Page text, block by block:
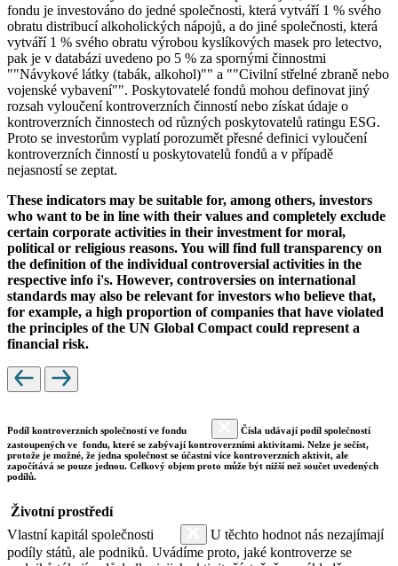
fondu je investováno do jedné společnosti, která vytváří 1 % svého
obratu distribucí alkoholických nápojů, a do jiné společnosti, která
vytváří 1 % svého obratu výrobou kyslíkových masek pro letectvo,
pak je v databázi uvedeno po 5 % za spornými činnostmi
""Návykové látky (tabák, alkohol)"" a ""Civilní střelné zbraně nebo
vojenské vybavení"". Poskytovatelé fondů mohou definovat jiný
rozsah vyloučení kontroverzních činností nebo získat údaje o
kontroverzních činnostech od různých poskytovatelů ratingu ESG.
Proto se investorům vyplatí porozumět přesné definici vyloučení
kontroverzních činností u poskytovatelů fondů a v případě
nejasností se zeptat.
These indicators may be suitable for, among others, investors
who want to be in line with their values and completely exclude
certain corporate activities in their investment for moral,
political or religious reasons. You will find full transparency on
the definition of the individual controversial activities in the
respective info i's. However, controversies on international
standards may also be relevant for investors who believe that,
for example, a high proportion of companies that have violated
the principles of the UN Global Compact could represent a
financial risk.
Podíl kontroverzních společností ve fondu
Čísla udávají podíl společností
zastoupených ve fondu, které se zabývají kontroverzními aktivitami. Nelze je sečíst,
protože je možné, že jedna společnost se účastní více kontroverzních aktivit, ale
započítává se pouze jednou. Celkový objem proto může být nižší než součet uvedených
podílů.
Životní prostředí
Vlastní kapitál společnosti
U těchto hodnot nás nezajímají
podíly států, ale podniků. Uvádíme proto, jaké kontroverze se